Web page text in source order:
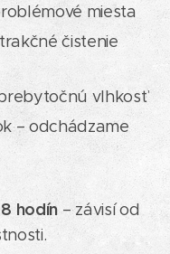
miesta
čistenie
vlhkosť
– odchádzame
hodín – závisí od